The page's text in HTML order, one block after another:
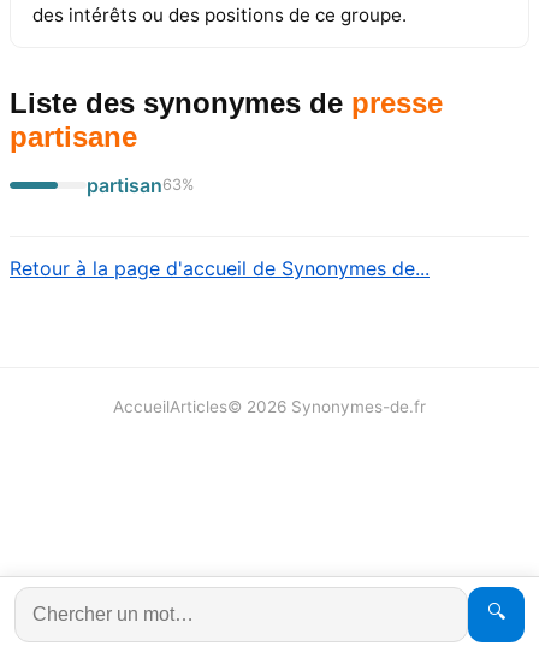
des intérêts ou des positions de ce groupe.
Liste des synonymes de presse
partisane
partisan63%
Retour à la page d'accueil de Synonymes de...
🔍
AccueilArticles© 2026 Synonymes-de.fr